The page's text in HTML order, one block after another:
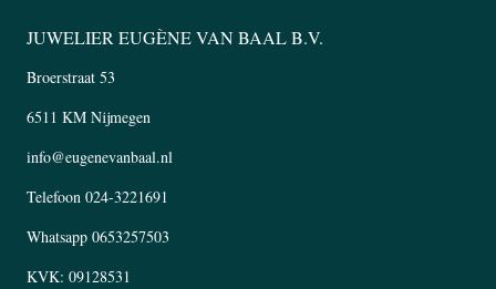
JUWELIER EUGÈNE VAN BAAL B.V.
Broerstraat 53
6511 KM Nijmegen
info@eugenevanbaal.nl
Telefoon 024-3221691
Whatsapp 0653257503
KVK: 09128531